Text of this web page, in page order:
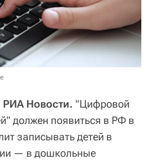
Новости. "Цифровой
должен появиться в РФ в
записывать детей в
— в дошкольные